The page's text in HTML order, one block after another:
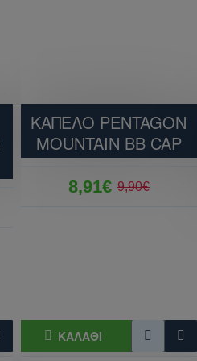
ΚΑΠΕΛΟ PENTAGON
MOUNTAIN BB CAP
8,91€ 9,90€
ΚΑΛΆΘΙ